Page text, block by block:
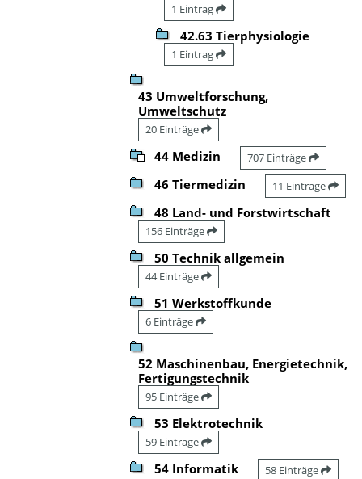
1 Eintrag
42.63 Tierphysiologie
1 Eintrag
43 Umweltforschung,
Umweltschutz
20 Einträge
44 Medizin 707 Einträge
46 Tiermedizin 11 Einträge
48 Land- und Forstwirtschaft
156 Einträge
50 Technik allgemein
44 Einträge
51 Werkstoffkunde
6 Einträge
52 Maschinenbau, Energietechnik,
Fertigungstechnik
95 Einträge
53 Elektrotechnik
59 Einträge
54 Informatik 58 Einträge